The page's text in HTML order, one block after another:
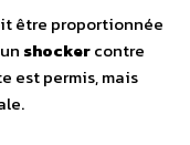
être proportionnée
shockercontre
est permis, mais